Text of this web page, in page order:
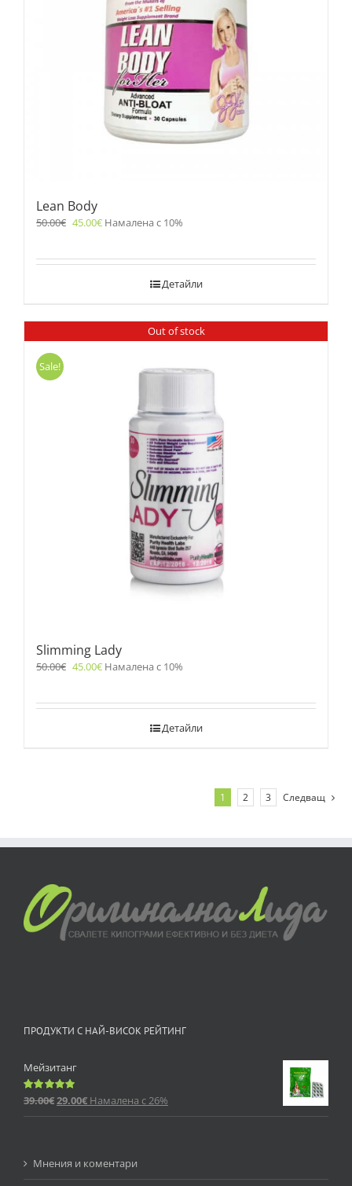
Lean Body
50.00€ 45.00€ Намалена с 10%
Детайли
Out of stock
Sale!
Slimming Lady
50.00€ 45.00€ Намалена с 10%
Детайли
1 2 3 Следващ
ПРОДУКТИ С НАЙ-ВИСОК РЕЙТИНГ
Мейзитанг
Оценено
39.00€29.00€ Намалена с 26%
Мнения и коментари